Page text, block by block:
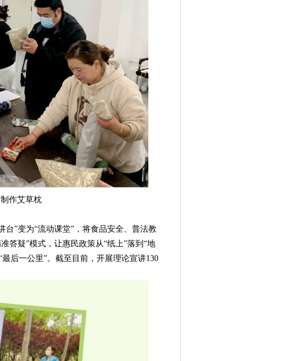
作艾草枕
”变为“流动课堂”，将食品安全、普法教
答疑”模式，让惠民政策从“纸上”落到“地
后一公里”。截至目前，开展理论宣讲130